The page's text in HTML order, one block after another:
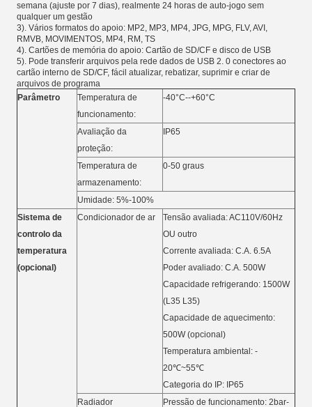
semana (ajuste por 7 dias), realmente 24 horas de auto-jogo sem
qualquer um gestão
3). Vários formatos do apoio: MP2, MP3, MP4, JPG, MPG, FLV, AVI,
RMVB, MOVIMENTOS, MP4, RM, TS
4). Cartões de memória do apoio: Cartão de SD/CF e disco de USB
5). Pode transferir arquivos pela rede dados de USB 2. 0 conectores ao
cartão interno de SD/CF, fácil atualizar, rebatizar, suprimir e criar de
arquivos de programa
Parâmetro
Temperatura de
funcionamento:
-40°C--+60°C
Avaliação da
proteção:
IP65
Temperatura de
armazenamento:
0-50 graus
Umidade: 5%-100%
Sistema de
controlo da
temperatura
(opcional)
Condicionador de ar
Tensão avaliada: AC110V/60Hz
OU outro
Corrente avaliada: C.A. 6.5A
Poder avaliado: C.A. 500W
Capacidade refrigerando: 1500W
(L35 L35)
Capacidade de aquecimento:
500W (opcional)
Temperatura ambiental: -
20℃~55℃
Categoria do IP: IP65
Radiador
Pressão de funcionamento: 2bar-